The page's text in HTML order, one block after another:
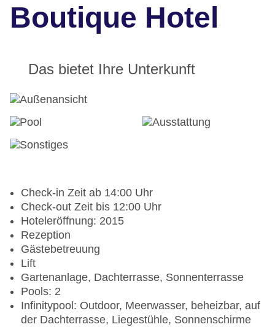
Boutique Hotel
Das bietet Ihre Unterkunft
Check-in Zeit ab 14:00 Uhr
Check-out Zeit bis 12:00 Uhr
Hoteleröffnung: 2015
Rezeption
Gästebetreuung
Lift
Gartenanlage, Dachterrasse, Sonnenterrasse
Pools: 2
Infinitypool: Outdoor, Meerwasser, beheizbar, auf
der Dachterrasse, Liegestühle, Sonnenschirme